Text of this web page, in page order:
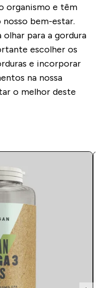
organismo e têm
bem-estar.
para a gordura
escolher os
e incorporar
na nossa
o melhor deste